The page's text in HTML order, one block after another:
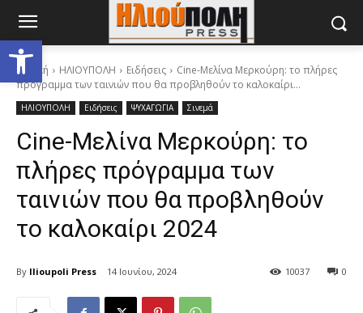
Ανοίξτε τη γραμμή εργαλείων
Αρχική ΗΛΙΟΥΠΟΛΗ Ειδήσεις
Cine-Μελίνα Μερκούρη: το πλήρες
πρόγραμμα των ταινιών που θα προβληθούν το καλοκαίρι...
ΗΛΙΟΥΠΟΛΗ Ειδήσεις ΨΥΧΑΓΩΓΙΑ Σινεμά
Cine-Μελίνα Μερκούρη: το
πλήρες πρόγραμμα των
ταινιών που θα προβληθούν
το καλοκαίρι 2024
By Ilioupoli Press 14 Ιουνίου, 2024 0
10037